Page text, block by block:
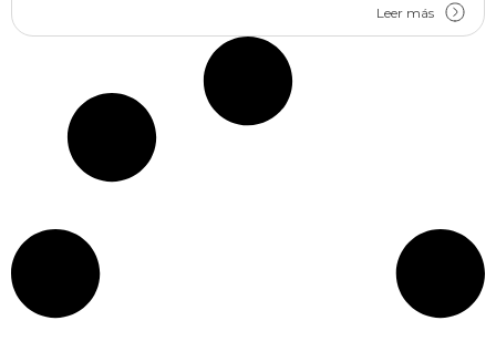
Leer más